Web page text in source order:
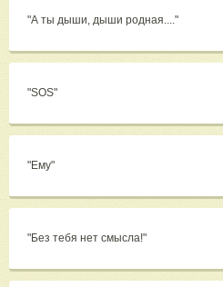
"А ты дыши, дыши родная...."
"SOS"
"Ему"
"Без тебя нет смысла!"